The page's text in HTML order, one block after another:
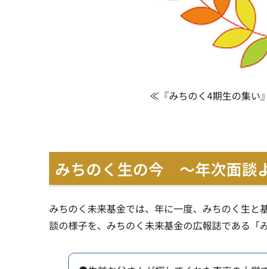
≪『みちのく4期生の集い
みちのく生の今 ～年次面談
みちのく未来基金では、年に一度、みちのく生
談の様子を、みちのく未来基金の広報誌である